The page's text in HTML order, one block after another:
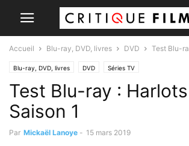
Accueil Blu-ray, DVD, livres DVD Test Blu-
Blu-ray, DVD, livres DVD Séries TV
Test Blu-ray :
Saison 1
Par Mickaël Lanoye - 15 mars 2019